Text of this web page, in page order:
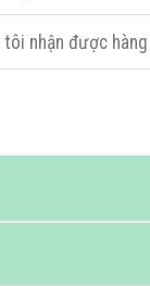
nhận được